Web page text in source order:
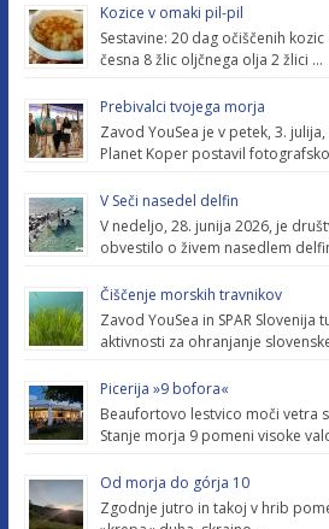
Kozice v omaki pil-pil
Sestavine: 20 dag očiščenih
česna 8 žlic oljčnega olja 2 žlici …
Prebivalci tvojega morja
Zavod YouSea je v petek, 3.
Planet Koper postavil
V Seči nasedel delfin
V nedeljo, 28. junija 2026, je
obvestilo o živem nasedlem
Čiščenje morskih travnikov
Zavod YouSea in SPAR
aktivnosti za ohranjanje
Picerija »9 bofora«
Beaufortovo lestvico moči vetra
Stanje morja 9 pomeni visoke
Od morja do górja 10
Zgodnje jutro in takoj v hrib